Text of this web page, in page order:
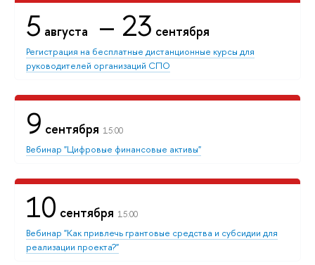
5 августа – 23 сентября
Регистрация на бесплатные дистанционные курсы для
руководителей организаций СПО
9 сентября 15:00
Вебинар "Цифровые финансовые активы"
10 сентября 15:00
Вебинар "Как привлечь грантовые средства и субсидии для
реализации проекта?"